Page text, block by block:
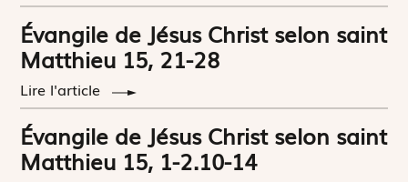
Évangile de Jésus Christ selon saint
Matthieu 15, 21-28
Lire l'article
Évangile de Jésus Christ selon saint
Matthieu 15, 1-2.10-14